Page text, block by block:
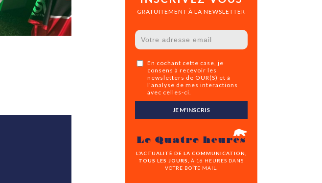
GRATUITEMENT À LA NEWSLETTER
En cochant cette case, je
consens à recevoir les
newsletters de OUR(S) et à
l'analyse de mes interactions
avec celles-ci.
JE M'INSCRIS
Le Quatre heures
L’ACTUALITÉ DE LA COMMUNICATION,
TOUS LES JOURS,
À 16 HEURES DANS
VOTRE BOÎTE MAIL.